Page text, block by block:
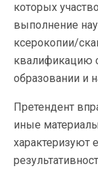
которых
выполнение
ксерокопии/
квалификацию
образовании и
Претендент
иные
характеризуют